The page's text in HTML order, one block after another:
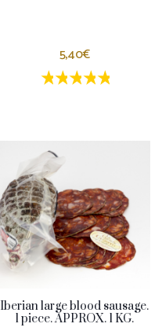
5,40€
4
3
2 estrellas
1 estrellas
Iberian large blood sausage.
1 piece. APPROX. 1 KG.